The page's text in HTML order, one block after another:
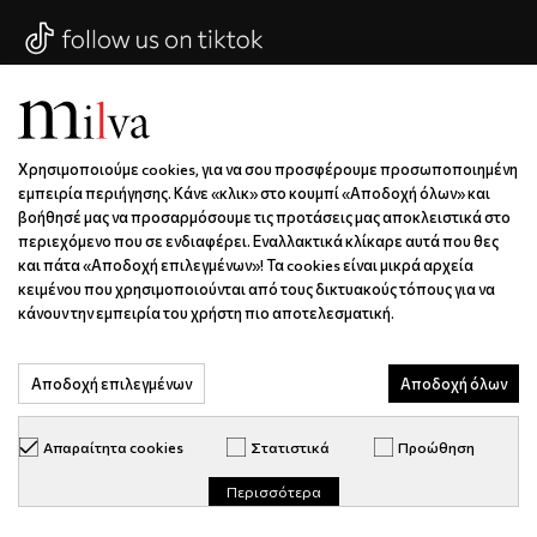
ΑΓΟΡΈΣ
Παραγγελίες
Προσφορές
Πληρωμή
Χρησιμοποιούμε cookies, για να σου προσφέρουμε προσωποποιημένη
εμπειρία περιήγησης. Κάνε «κλικ» στο κουμπί «Αποδοχή όλων» και
βοήθησέ μας να προσαρμόσουμε τις προτάσεις μας αποκλειστικά στο
περιεχόμενο που σε ενδιαφέρει. Εναλλακτικά κλίκαρε αυτά που θες
και πάτα «Αποδοχή επιλεγμένων»! Τα cookies είναι μικρά αρχεία
κειμένου που χρησιμοποιούνται από τους δικτυακούς τόπους για να
κάνουν την εμπειρία του χρήστη πιο αποτελεσματική.
Αποδοχή επιλεγμένων Αποδοχή όλων
Απαραίτητα cookies Στατιστικά Προώθηση
Περισσότερα